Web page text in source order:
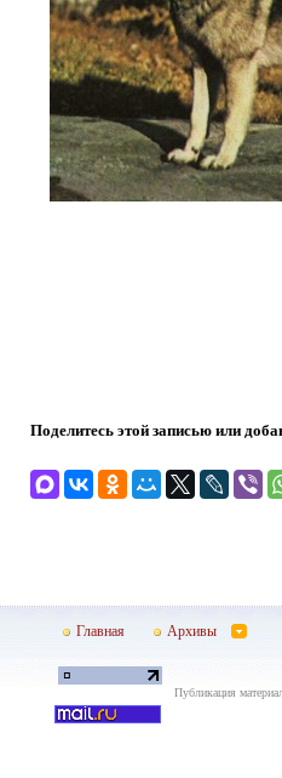
Поделитесь этой записью или
Главная Архивы
Публикация